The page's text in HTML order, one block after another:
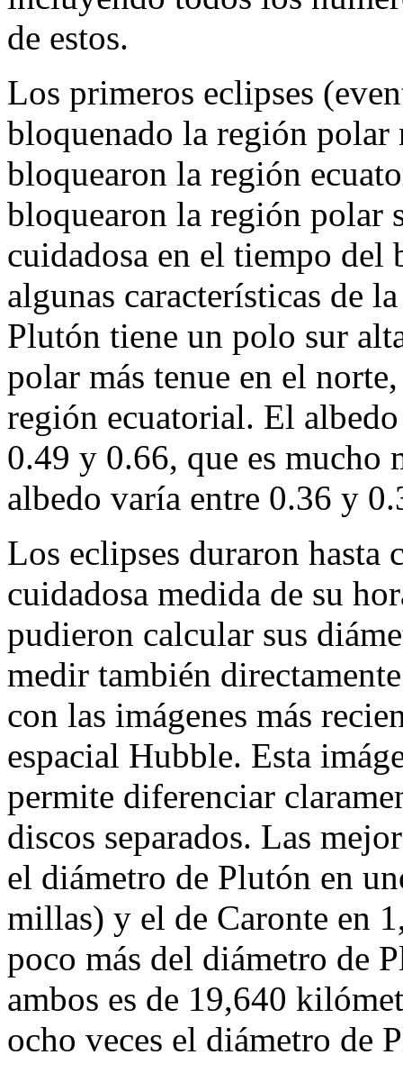
de estos.
Los primeros eclipses
bloquenado la región polar
bloquearon la región
bloquearon la región polar
cuidadosa en el tiempo
algunas características de
Plutón tiene un polo sur
polar más tenue en el
región ecuatorial. El
0.49 y 0.66, que es mucho
albedo varía entre 0.36 y
Los eclipses duraron hasta
cuidadosa medida de su
pudieron calcular sus
medir también
con las imágenes más
espacial Hubble. Esta
permite diferenciar
discos separados. Las
el diámetro de Plutón en
millas) y el de Caronte en
poco más del diámetro de
ambos es de 19,640
ocho veces el diámetro de